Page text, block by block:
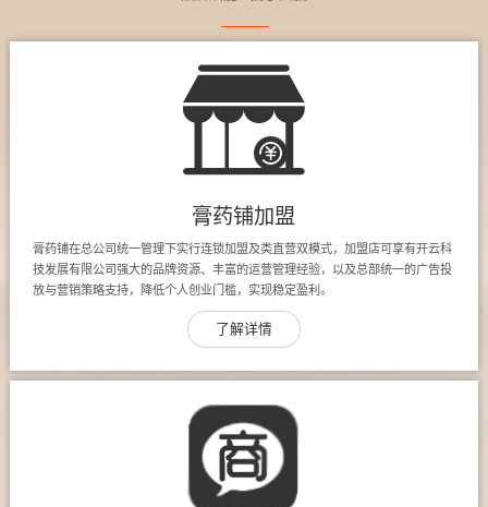
膏药铺加盟
膏药铺在总公司统一管理下实行连锁加盟及类直营双模式，加盟店可享有开云科
技发展有限公司强大的品牌资源、丰富的运营管理经验，以及总部统一的广告投
放与营销策略支持，降低个人创业门槛，实现稳定盈利。
了解详情